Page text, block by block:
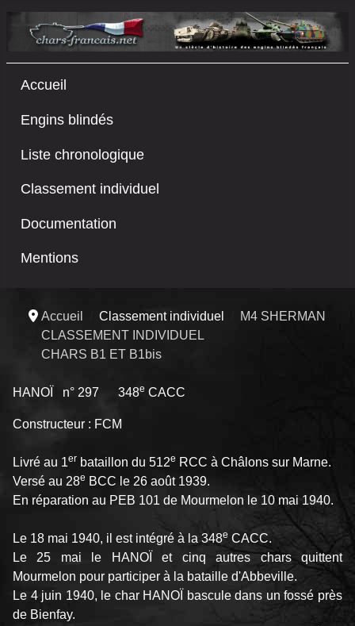
Accueil
Engins blindés
Liste chronologique
Classement individuel
Documentation
Mentions
Accueil Classement individuel
M4 SHERMAN
CLASSEMENT INDIVIDUEL
CHARS B1 ET B1bis
HANOÏ n° 297 348e CACC
Constructeur : FCM
Livré au 1er bataillon du 512e RCC à Châlons sur Marne.
Versé au 28e BCC le 26 août 1939.
En réparation au PEB 101 de Mourmelon le 10 mai 1940.
Le 18 mai 1940, il est intégré à la 348e CACC.
Le 25 mai le HANOÏ et cinq autres chars quittent
Mourmelon pour participer à la bataille d'Abbeville.
Le 4 juin 1940, le char HANOÏ bascule dans un fossé près
de Bienfay.